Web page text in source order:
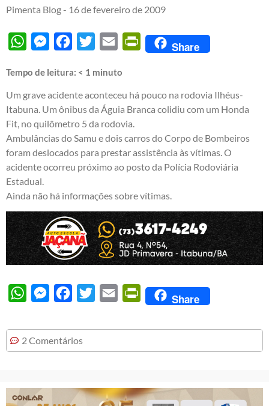
Pimenta Blog - 16 de fevereiro de 2009
WhatsAppMessengerFacebook
Twitter Email PrintFriendly
Share
Tempo de leitura: < 1 minuto
Um grave acidente aconteceu há pouco na rodovia Ilhéus-
Itabuna. Um ônibus da Águia Branca colidiu com um Honda
Fit, no quilômetro 5 da rodovia.
Ambulâncias do Samu e dois carros do Corpo de Bombeiros
foram deslocados para prestar assistência às vítimas. O
acidente ocorreu próximo ao posto da Polícia Rodoviária
Estadual.
Ainda não há informações sobre vítimas.
WhatsAppMessengerFacebook
Twitter Email PrintFriendly
Share
2 Comentários